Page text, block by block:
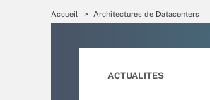
Accueil Architectures de Datacenters
ACTUALITES